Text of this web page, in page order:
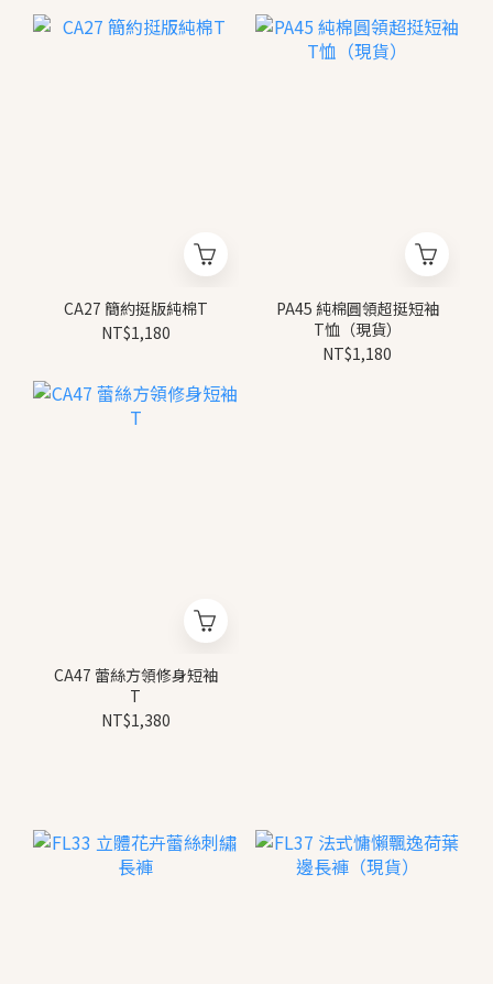
CA27 簡約挺版純棉T
NT$1,180
PA45 純棉圓領超挺短袖
T恤（現貨）
NT$1,180
CA47 蕾絲方領修身短袖
T
NT$1,380